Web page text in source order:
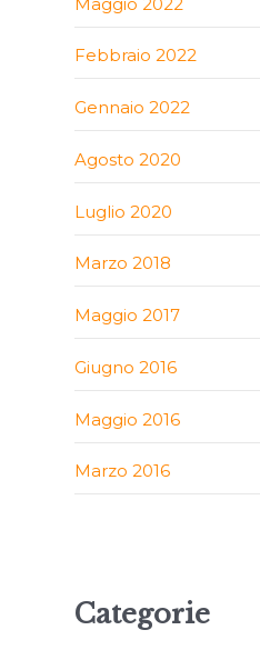
Febbraio 2022
Gennaio 2022
Agosto 2020
Luglio 2020
Marzo 2018
Maggio 2017
Giugno 2016
Maggio 2016
Marzo 2016
Categorie